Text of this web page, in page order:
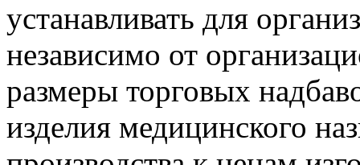
устанавливать для
независимо от
размеры торговых
изделия медицинского